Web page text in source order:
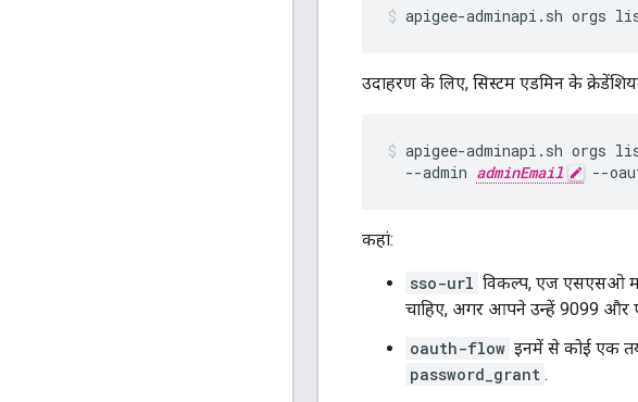
apigee-adminapi.sh orgs
उदाहरण के लिए, सिस्टम एडमिन के
apigee-adminapi.sh orgs
  --admin
adminEmail --
कहां:
sso-url विकल्प, एज एसएसओ
चाहिए, अगर आपने उन्हें 9099 और
oauth-flow इनमें से कोई एक
password_grant .